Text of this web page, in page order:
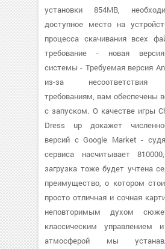
установки 854MB,
доступное место на
процесса скачивания всех
требование - новая версия
системы - Требуемая версия
из-за несоответствия
требованиям, вам обеспечены
с запуском. О качестве игры
Dress up докажет
версий с Google Market -
сервиса насчитывает
загрузка тоже будет учтена
преимущество, о котором
просто отличная и сочная
неповторимым духом
классическим управлением
атмосферой мы